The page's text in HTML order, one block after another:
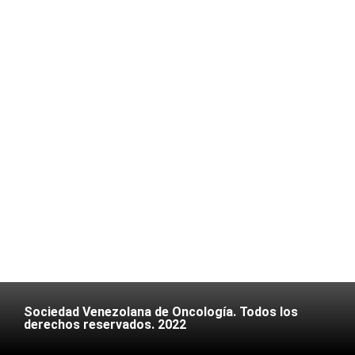
Sociedad Venezolana de Oncología. Todos los
derechos reservados. 2022